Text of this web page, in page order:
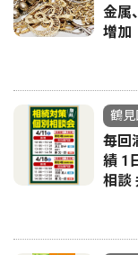
金属
増加
鶴見
毎回
績 1
相談